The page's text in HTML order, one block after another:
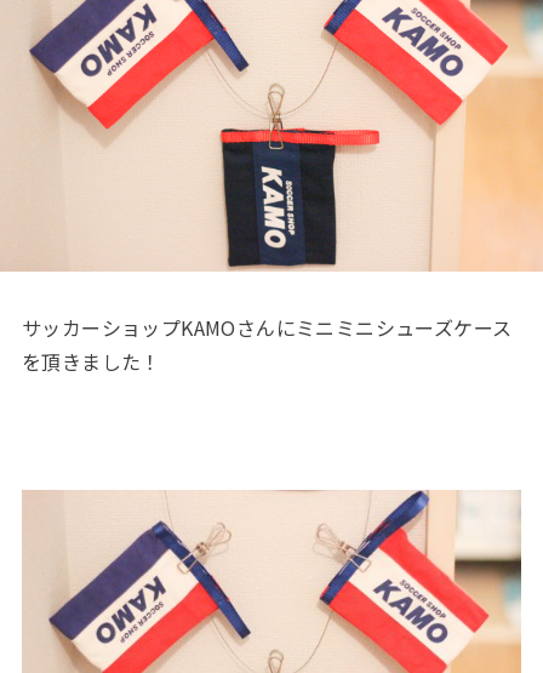
サッカーショップKAMOさんにミニミニシューズケース
を頂きました！